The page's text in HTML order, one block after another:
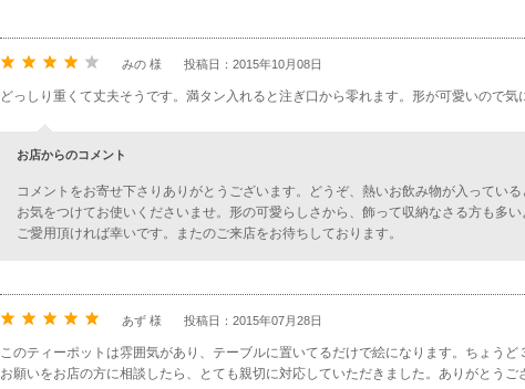
みの 様 投稿日：2015年10月08日
どっしり重くて丈夫そうです。満タン入れると注ぎ口から零れます。形が可愛いので気
お店からのコメント
コメントをお寄せ下さりありがとうございます。どうぞ、熱いお飲み物が入っている
お気をつけてお使いくださいませ。形の可愛らしさから、飾って収納なさる方も多
ご愛用頂ければ幸いです。またのご来店をお待ちしております。
あず 様 投稿日：2015年07月28日
このティーポットは雰囲気があり、テーブルに置いてるだけで絵になります。ちょう
お願いをお店の方に相談したら、とても親切に対応していただきました。ありがとうご